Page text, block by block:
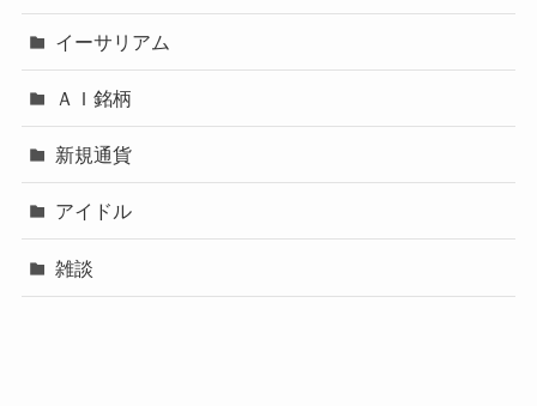
イーサリアム
ＡＩ銘柄
新規通貨
アイドル
雑談